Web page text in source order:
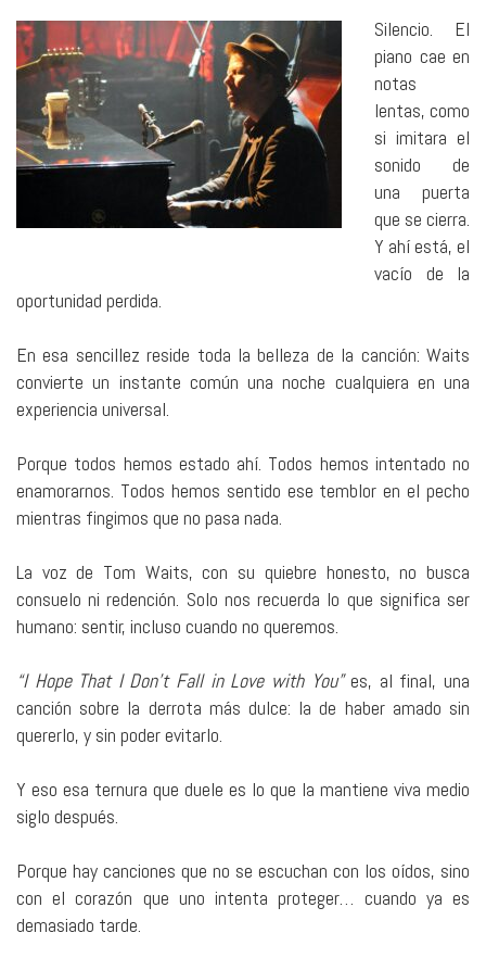
Silencio. El
piano cae en
notas
lentas, como
si imitara el
sonido de
una puerta
que se cierra.
Y ahí está, el
vacío de la
oportunidad perdida.
En esa sencillez reside toda la belleza de la canción: Waits
convierte un instante común una noche cualquiera en una
experiencia universal.
Porque todos hemos estado ahí. Todos hemos intentado no
enamorarnos. Todos hemos sentido ese temblor en el pecho
mientras fingimos que no pasa nada.
La voz de Tom Waits, con su quiebre honesto, no busca
consuelo ni redención. Solo nos recuerda lo que significa ser
humano: sentir, incluso cuando no queremos.
“I Hope That I Don’t Fall in Love with You”es, al final, una
canción sobre la derrota más dulce: la de haber amado sin
quererlo, y sin poder evitarlo.
Y eso esa ternura que duele es lo que la mantiene viva medio
siglo después.
Porque hay canciones que no se escuchan con los oídos, sino
con el corazón que uno intenta proteger… cuando ya es
demasiado tarde.